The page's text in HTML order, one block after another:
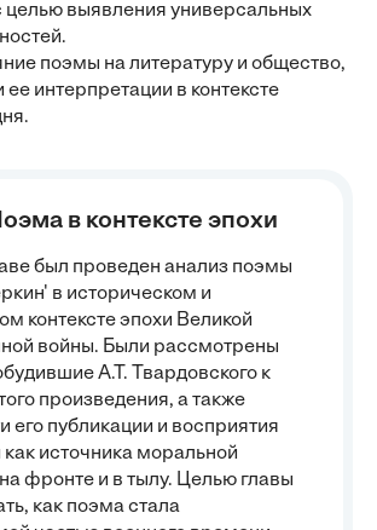
целью выявления универсальных
поэмы на литературу и общество,
интерпретации в контексте
в контексте эпохи
был проведен анализ поэмы
в историческом и
контексте эпохи Великой
войны. Были рассмотрены
А.Т. Твардовского к
произведения, а также
его публикации и восприятия
источника моральной
фронте и в тылу. Целью главы
как поэма стала